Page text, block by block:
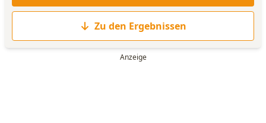
WORTLISTE
Zu den Ergebnissen